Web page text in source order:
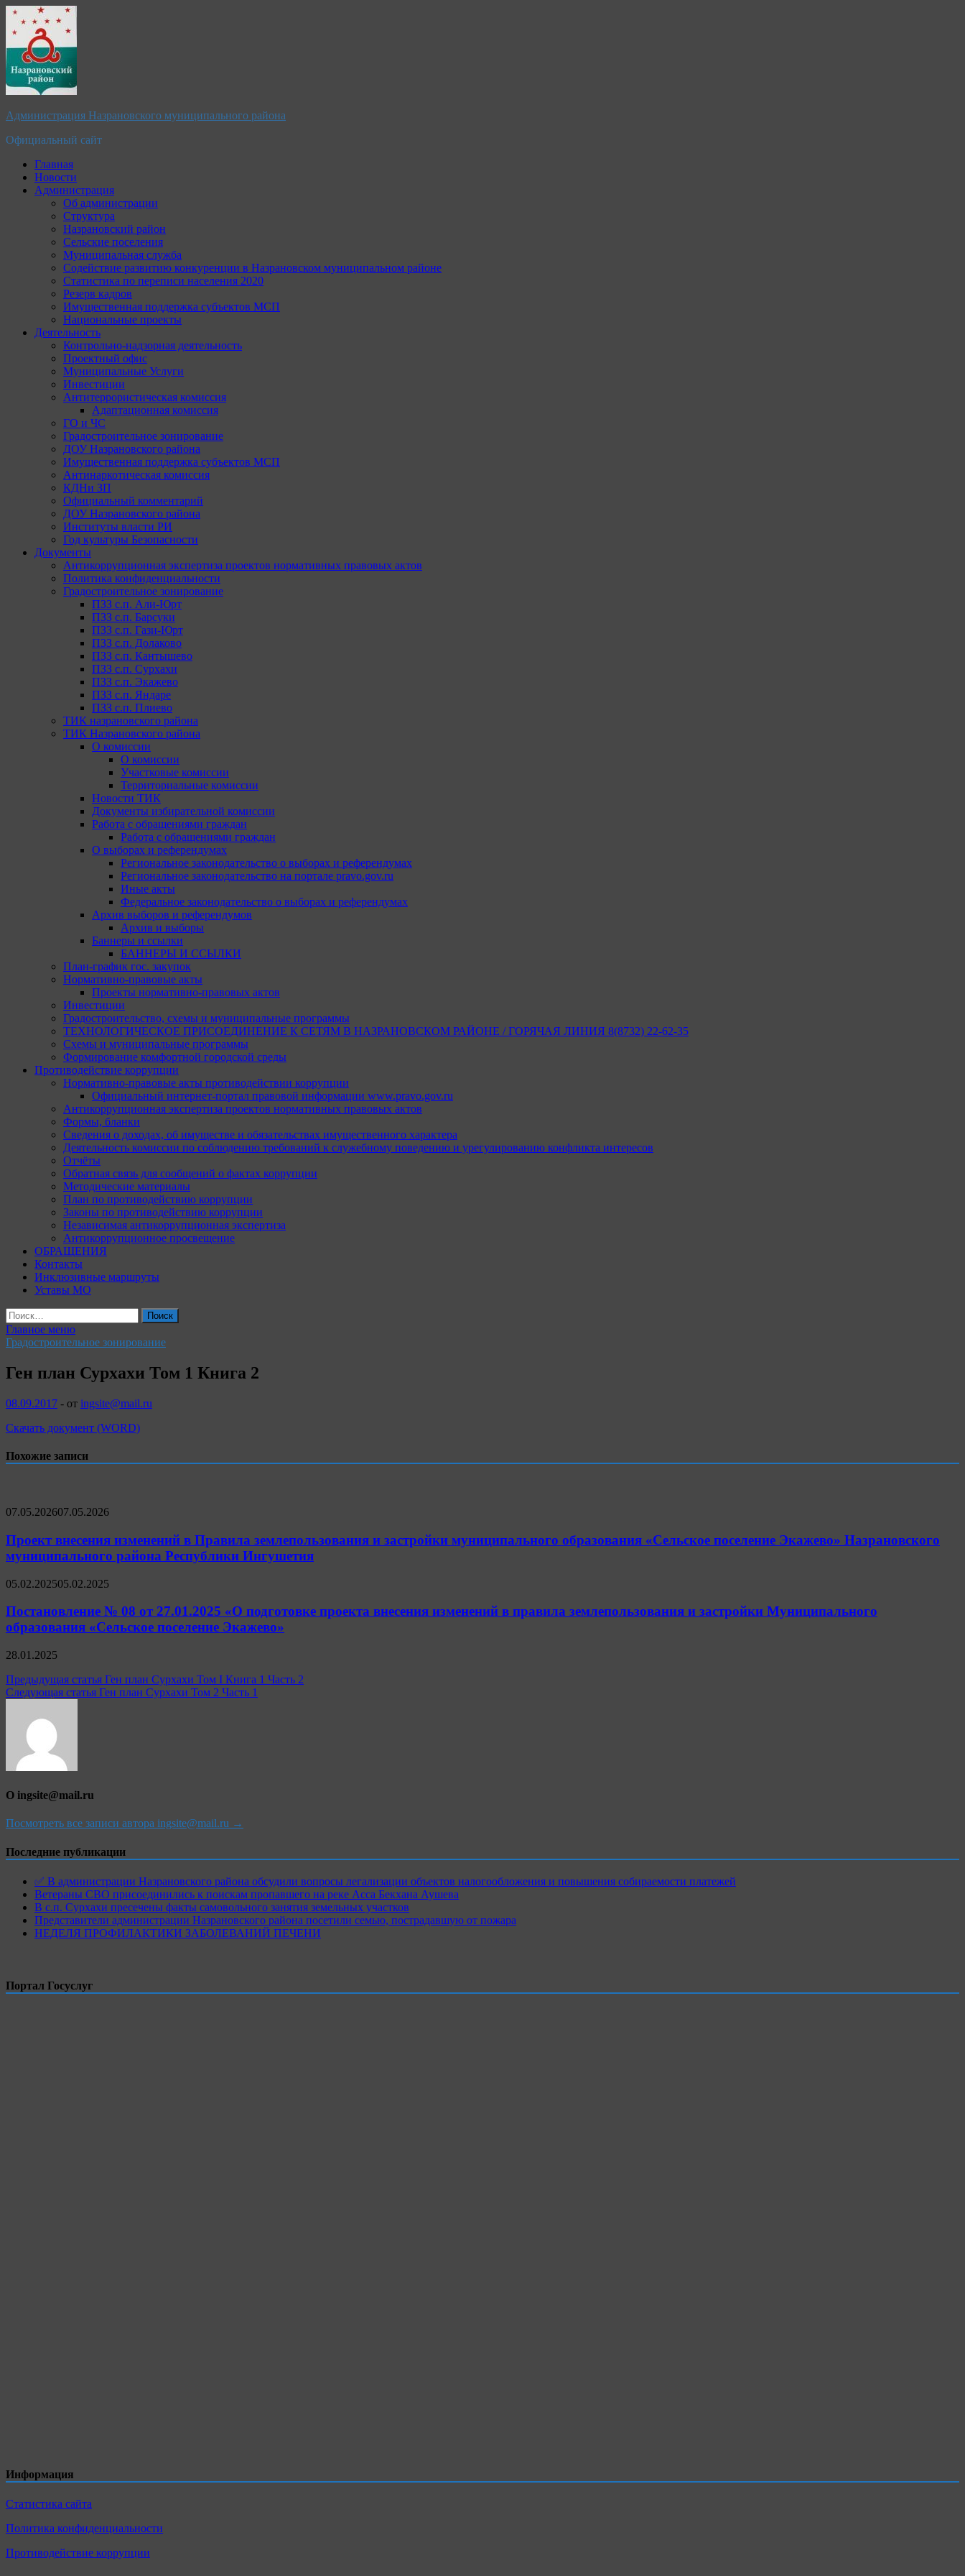
Перейти
содержимому
Администрация Назрановского муниципального района
Официальный сайт
Главная
Новости
Администрация
Об администрации
Структура
Назрановский район
Сельские поселения
Муниципальная служба
Содействие развитию конкуренции в Назрановском муниципальном районе
Статистика по переписи населения 2020
Резерв кадров
Имущественная поддержка субъектов МСП
Национальные проекты
Деятельность
Контрольно-надзорная деятельность
Проектный офис
Муниципальные Услуги
Инвестиции
Антитеррористическая комиссия
Адаптационная комиссия
ГО и ЧС
Градостроительное зонирование
ДОУ Назрановского района
Имущественная поддержка субъектов МСП
Антинаркотическая комиссия
КДНи ЗП
Официальный комментарий
ДОУ Назрановского района
Институты власти РИ
Год культуры Безопасности
Документы
Антикоррупционная экспертиза проектов нормативных правовых актов
Политика конфиденциальности
Градостроительное зонирование
ПЗЗ с.п. Али-Юрт
ПЗЗ с.п. Барсуки
ПЗЗ с.п. Гази-Юрт
ПЗЗ с.п. Долаково
ПЗЗ с.п. Кантышево
ПЗЗ с.п. Сурхахи
ПЗЗ с.п. Экажево
ПЗЗ с.п. Яндаре
ПЗЗ с.п. Плиево
ТИК назрановского района
ТИК Назрановского района
О комиссии
О комиссии
Участковые комиссии
Территориальные комиссии
Новости ТИК
Документы избирательной комиссии
Работа с обращениями граждан
Работа с обращениями граждан
О выборах и референдумах
Региональное законодательство о выборах и референдумах
Региональное законодательство на портале pravo.gov.ru
Иные акты
Федеральное законодательство о выборах и референдумах
Архив выборов и референдумов
Архив и выборы
Баннеры и ссылки
БАННЕРЫ И ССЫЛКИ
План-график гос. закупок
Нормативно-правовые акты
Проекты нормативно-правовых актов
Инвестиции
Градостроительство, схемы и муниципальные программы
ТЕХНОЛОГИЧЕСКОЕ ПРИСОЕДИНЕНИЕ К СЕТЯМ В НАЗРАНОВСКОМ РАЙОНЕ / ГОРЯЧАЯ ЛИНИЯ 8(8732) 22-62-35
Схемы и муниципальные программы
Формирование комфортной городской среды
Противодействие коррупции
Нормативно-правовые акты противодействии коррупции
Официальный интернет-портал правовой информации www.pravo.gov.ru
Антикоррупционная экспертиза проектов нормативных правовых актов
Формы, бланки
Сведения о доходах, об имуществе и обязательствах имущественного характера
Деятельность комиссии по соблюдению требований к служебному поведению и урегулированию конфликта интересов
Отчёты
Обратная связь для сообщений о фактах коррупции
Методические материалы
План по противодействию коррупции
Законы по противодействию коррупции
Независимая антикоррупционная экспертиза
Антикоррупционное просвещение
ОБРАЩЕНИЯ
Контакты
Инклюзивные маршруты
Уставы МО
Найти:
Главное меню
Градостроительное зонирование
Ген план Сурхахи Том 1 Книга 2
08.09.2017 - от ingsite@mail.ru
Скачать документ (WORD)
Похожие записи
07.05.202607.05.2026
Проект внесения изменений в Правила землепользования и застройки муниципального образования «Сельское поселение Экажево» Назрановского
муниципального района Республики Ингушетия
05.02.202505.02.2025
Постановление № 08 от 27.01.2025 «О подготовке проекта внесения изменений в правила землепользования и застройки Муниципального
образования «Сельское поселение Экажево»
28.01.2025
Навигация
по
записям
Предыдущая статья Ген план Сурхахи Том I Книга 1 Часть 2
Следующая статья Ген план Сурхахи Том 2 Часть 1
О ingsite@mail.ru
Посмотреть все записи автора ingsite@mail.ru →
Последние публикации
✅ В администрации Назрановского района обсудили вопросы легализации объектов налогообложения и повышения собираемости платежей
Ветераны СВО присоединились к поискам пропавшего на реке Асса Бекхана Аушева
В с.п. Сурхахи пресечены факты самовольного занятия земельных участков
Представители администрации Назрановского района посетили семью, пострадавшую от пожара
НЕДЕЛЯ ПРОФИЛАКТИКИ ЗАБОЛЕВАНИЙ ПЕЧЕНИ
Портал Госуслуг
Информация
Статистика сайта
Политика конфиденциальности
Противодействие коррупции